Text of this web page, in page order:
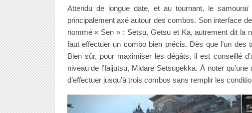
Attendu de longue date, et au tournant, le
principalement axé autour des combos. Son interface
nommé « Sen » : Setsu, Getsu et Ka, autrement dit la
faut effectuer un combo bien précis. Dès que l’un des
Bien sûr, pour maximiser les dégâts, il est conseillé
niveau de l’Iaijutsu, Midare Setsugekka. À noter
d’effectuer jusqu’à trois combos sans remplir les